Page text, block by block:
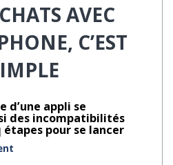
AVEC
C’EST
d’une appli se
des incompatibilités
pour se lancer